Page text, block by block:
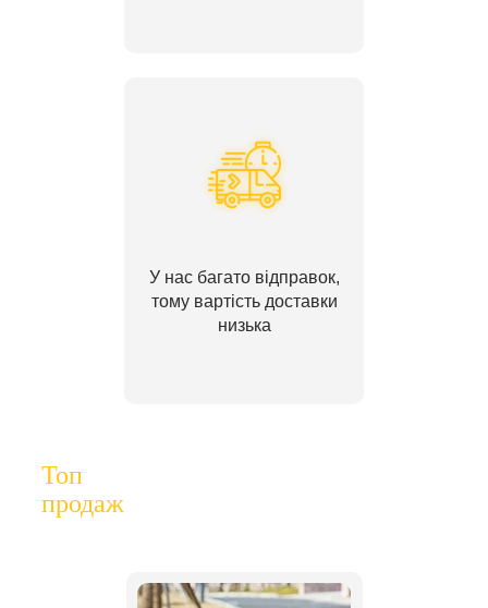
У нас багато відправок,
тому вартість доставки
низька
Топ
продаж